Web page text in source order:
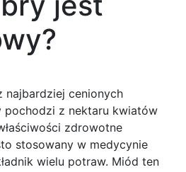
najbardziej cenionych
z nektaru kwiatów
zdrowotne
stosowany w medycynie
wielu potraw. Miód ten